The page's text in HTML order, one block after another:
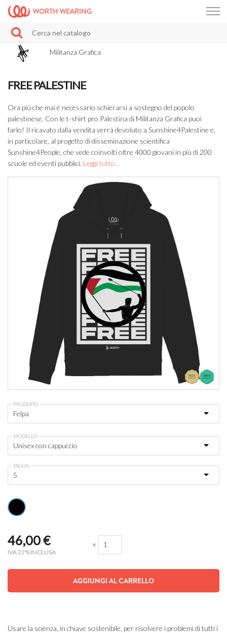
WORTH WEARING
Militanza Grafica
FREE PALESTINE
Ora più che mai è necessario schierarsi a sostegno del popolo
palestinese. Con le t-shirt pro Palestina di Militanza Grafica puoi
farlo! Il ricavato dalla vendita verrà devoluto a Sunshine4Palestine e,
in particolare, al progetto di disseminazione scientifica
Sunshine4People, che vede coinvolti oltre 4000 giovani in più di 200
scuole ed eventi pubblici. Leggi tutto...
PRODOTTO
MODELLO
TAGLIA
46,00€
IVA 22% INCLUSA
×
AGGIUNGI AL CARRELLO
Usare la scienza, in chiave sostenibile, per risolvere i problemi di tutti i